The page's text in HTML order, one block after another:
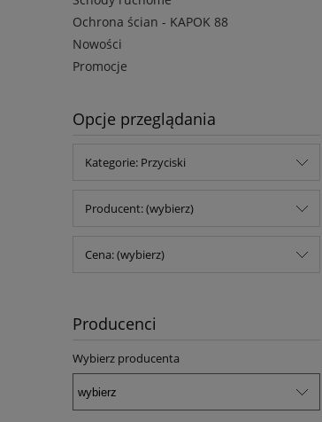
Ochrona ścian - KAPOK 88
Nowości
Promocje
Opcje przeglądania
Kategorie: Przyciski
Producent: (wybierz)
Cena: (wybierz)
Producenci
Wybierz producenta